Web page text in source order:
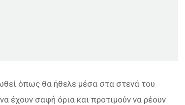
όπως θα ήθελε μέσα στα στενά του
έχουν σαφή όρια και προτιμούν να ρέουν